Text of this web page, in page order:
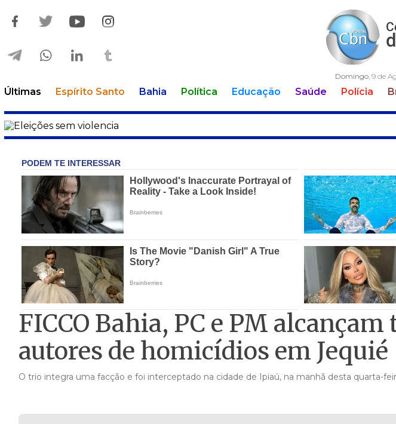
Domingo, 9 de
Últimas Espírito Santo Bahia Política Educação Saúde Polícia
FICCO Bahia, PC e PM
autores de homicídios em Jequié
O trio integra uma facção e foi interceptado na cidade de Ipiaú, na manhã desta quarta-